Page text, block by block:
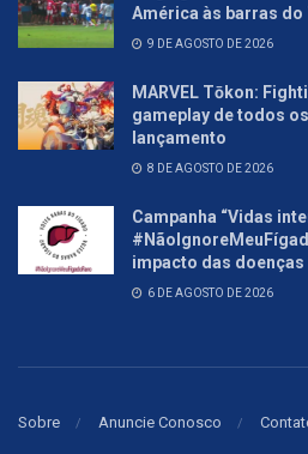
América às barras do
9 DE AGOSTO DE 2026
MARVEL Tōkon:
gameplay de todos
lançamento
8 DE AGOSTO DE 2026
Campanha “Vidas
impacto das
6 DE AGOSTO DE 2026
Sobre Anuncie Conosco